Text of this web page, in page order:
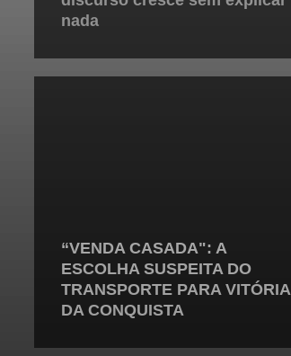
nada
“VENDA CASADA": A
ESCOLHA SUSPEITA DO
TRANSPORTE PARA VITÓRIA
DA CONQUISTA